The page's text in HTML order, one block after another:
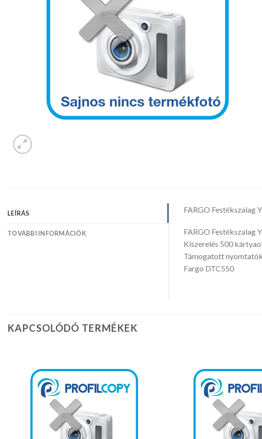
LEÍRÁS
TOVÁBBI INFORMÁCIÓK
FARGO Festékszalag
FARGO Festékszalag
Kiszerelés 500
Támogatott nyomtatók
Fargo DTC550
KAPCSOLÓDÓ TERMÉKEK
Kedvencekhez